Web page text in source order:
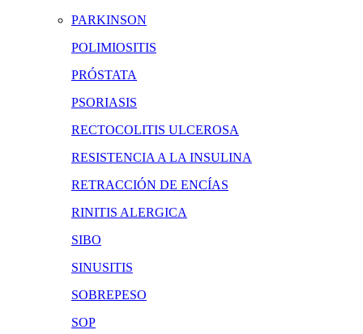
PARKINSON
POLIMIOSITIS
PRÓSTATA
PSORIASIS
RECTOCOLITIS ULCEROSA
RESISTENCIA A LA INSULINA
RETRACCIÓN DE ENCÍAS
RINITIS ALERGICA
SIBO
SINUSITIS
SOBREPESO
SOP